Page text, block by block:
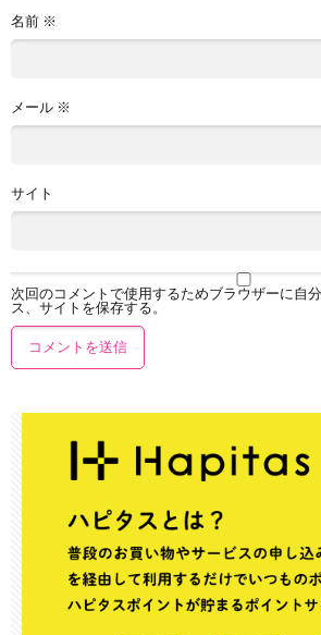
名前 ※
メール ※
サイト
次回のコメントで使用するためブラウザーに自
ス、サイトを保存する。